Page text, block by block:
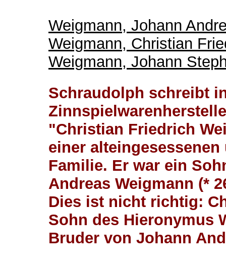
Weigmann, Johann
Weigmann, Christian
Weigmann, Johann
Schraudolph schreibt
"Christian Friedrich
einer
Familie. Er war ein
Andreas Weigmann (*
Dies ist nicht richtig:
Sohn des Hieronymus
Bruder von Johann